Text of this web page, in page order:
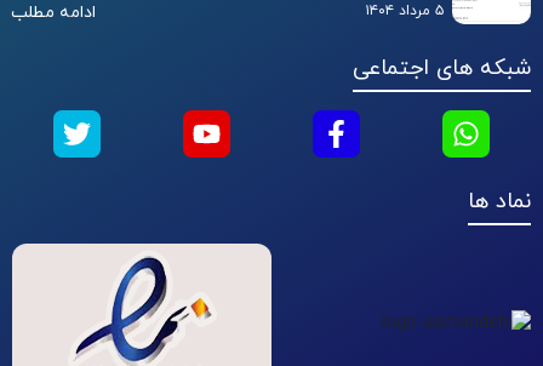
۵ مرداد ۱۴۰۴ ادامه مطلب
شبکه های اجتماعی
نماد ها